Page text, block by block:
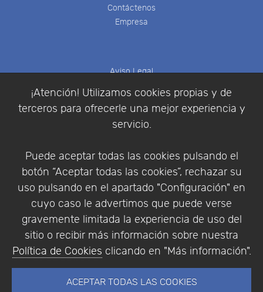
¡Atención! Utilizamos cookies propias y de
terceros para ofrecerle una mejor experiencia y
servicio.
Puede aceptar todas las cookies pulsando el
botón “Aceptar todas las cookies”, rechazar su
uso pulsando en el apartado "Configuración" en
cuyo caso le advertimos que puede verse
gravemente limitada la experiencia de uso del
sitio o recibir más información sobre nuestra
Política de Cookies clicando en "Más información".
ACEPTAR TODAS LAS COOKIES
Contáctenos
Empresa
Aviso Legal
Política de Privacidad
Condiciones de compra
Identificarse
Empresa|Aviso Legal| Política de Privacidad |
Política de Cookies
© Copyright 1994 - 2026. Addlink Software
Científico, S.L.
Portugal.